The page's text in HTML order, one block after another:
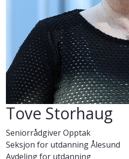
Tove Storhaug
Seniorrådgiver Opptak
Seksjon for utdanning Ålesund
Avdeling for utdanning